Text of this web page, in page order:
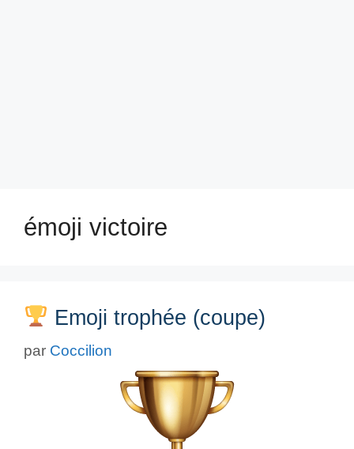
émoji victoire
Emoji trophée (coupe)
par Coccilion